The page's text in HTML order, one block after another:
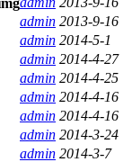
admin 2013-9-16
admin 2014-5-1
admin 2014-4-27
admin 2014-4-25
admin 2014-4-16
admin 2014-4-16
admin 2014-3-24
admin 2014-3-7